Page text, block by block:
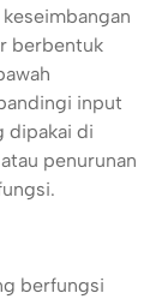
berbentuk
input
dipakai di
penurunan
berfungsi